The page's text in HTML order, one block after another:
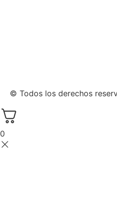
© Todos los derechos
0